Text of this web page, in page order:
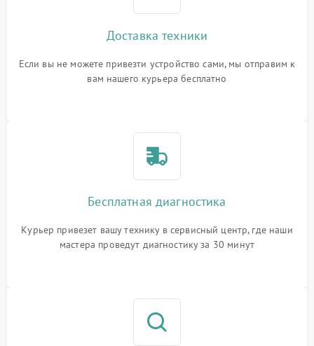
Доставка техники
Если вы не можете привезти устройство сами, мы отправим к
вам нашего курьера бесплатно
Бесплатная диагностика
Курьер привезет вашу технику в сервисный центр, где наши
мастера проведут диагностику за 30 минут